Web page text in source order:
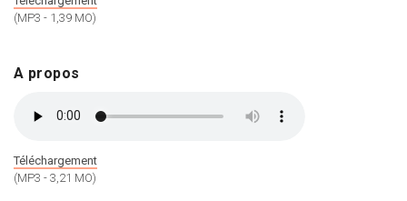
(MP3 - 1,39 MO)
A propos
Téléchargement
(MP3 - 3,21 MO)